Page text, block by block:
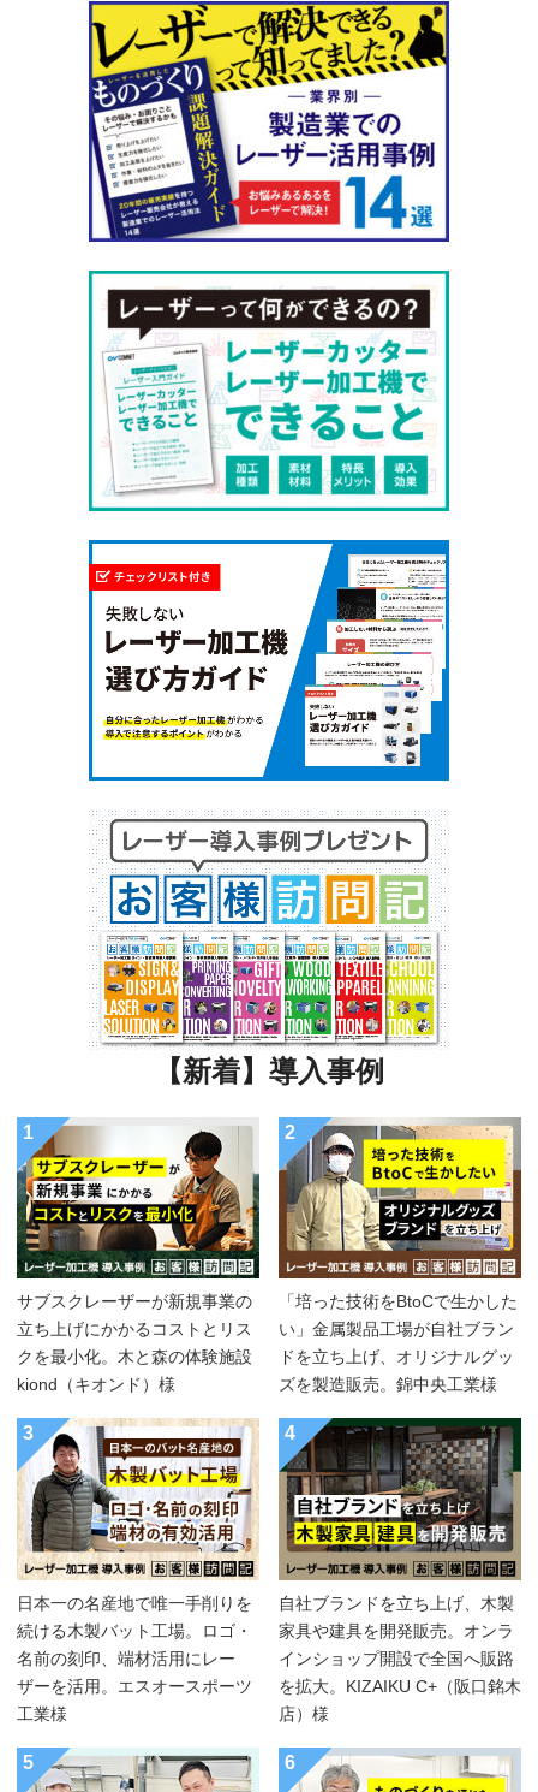
【新着】導入事例
1
サブスクレーザーが新規事業の
立ち上げにかかるコストとリス
クを最小化。木と森の体験施設
kiond（キオンド）様
2
「培った技術をBtoCで生かした
い」金属製品工場が自社ブラン
ドを立ち上げ、オリジナルグッ
ズを製造販売。錦中央工業様
3
日本一の名産地で唯一手削りを
続ける木製バット工場。ロゴ・
名前の刻印、端材活用にレー
ザーを活用。エスオースポーツ
工業様
4
自社ブランドを立ち上げ、木製
家具や建具を開発販売。オンラ
インショップ開設で全国へ販路
を拡大。KIZAIKU C+（阪口銘木
店）様
5 6